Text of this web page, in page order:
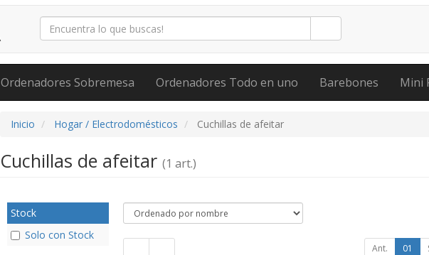
Ordenadores Sobremesa Ordenadores Todo en uno Barebones Mini
Inicio Hogar / Electrodomésticos Cuchillas de afeitar
Cuchillas de afeitar (1 art.)
Stock
Solo con Stock
Ant. 01